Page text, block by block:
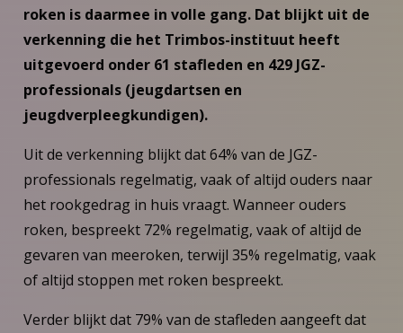
roken is daarmee in volle gang. Dat blijkt uit de
verkenning die het Trimbos-instituut heeft
uitgevoerd onder 61 stafleden en 429 JGZ-
professionals (jeugdartsen en
jeugdverpleegkundigen).
Uit de verkenning blijkt dat 64% van de JGZ-
professionals regelmatig, vaak of altijd ouders naar
het rookgedrag in huis vraagt. Wanneer ouders
roken, bespreekt 72% regelmatig, vaak of altijd de
gevaren van meeroken, terwijl 35% regelmatig, vaak
of altijd stoppen met roken bespreekt.
Verder blijkt dat 79% van de stafleden aangeeft dat